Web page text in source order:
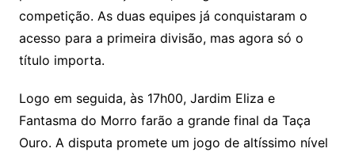
competição. As duas equipes já conquistaram o
acesso para a primeira divisão, mas agora só o
título importa.
Logo em seguida, às 17h00, Jardim Eliza e
Fantasma do Morro farão a grande final da Taça
Ouro. A disputa promete um jogo de altíssimo nível